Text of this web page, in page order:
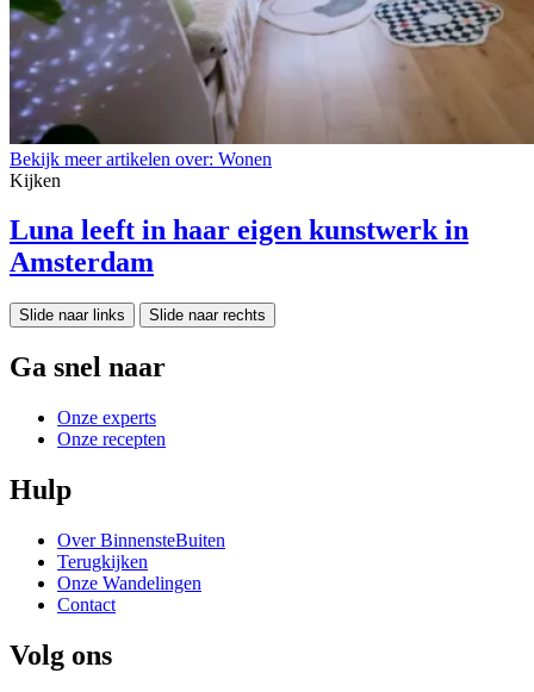
Bekijk meer artikelen over: Wonen
Kijken
Luna leeft in haar eigen kunstwerk in
Amsterdam
Slide naar links Slide naar rechts
Ga snel naar
Onze experts
Onze recepten
Hulp
Over BinnensteBuiten
Terugkijken
Onze Wandelingen
Contact
Volg ons